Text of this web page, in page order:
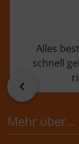
Alles
schnell
Mehr über...